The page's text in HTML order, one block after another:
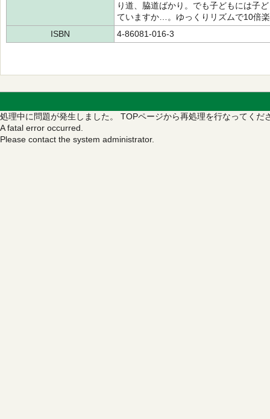
り道、脇道ばかり。でも子どもには子
ていますか…。ゆっくりリズムで10倍
ISBN
4-86081-016-3
処理中に問題が発生しました。 TOPページから再処理を行なってくだ
A fatal error occurred.
Please contact the system administrator.